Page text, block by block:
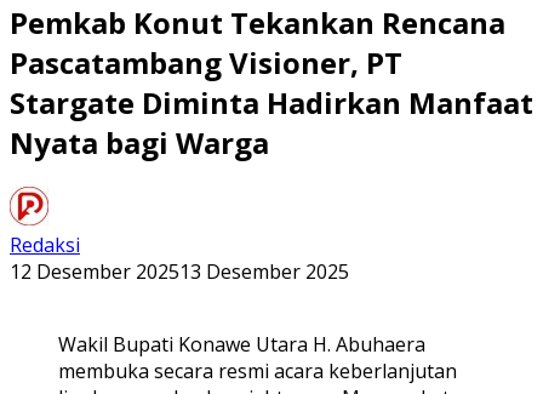
Pemkab Konut Tekankan Rencana
Pascatambang Visioner, PT
Stargate Diminta Hadirkan Manfaat
Nyata bagi Warga
Redaksi
12 Desember 202513 Desember 2025
Wakil Bupati Konawe Utara H. Abuhaera
membuka secara resmi acara keberlanjutan